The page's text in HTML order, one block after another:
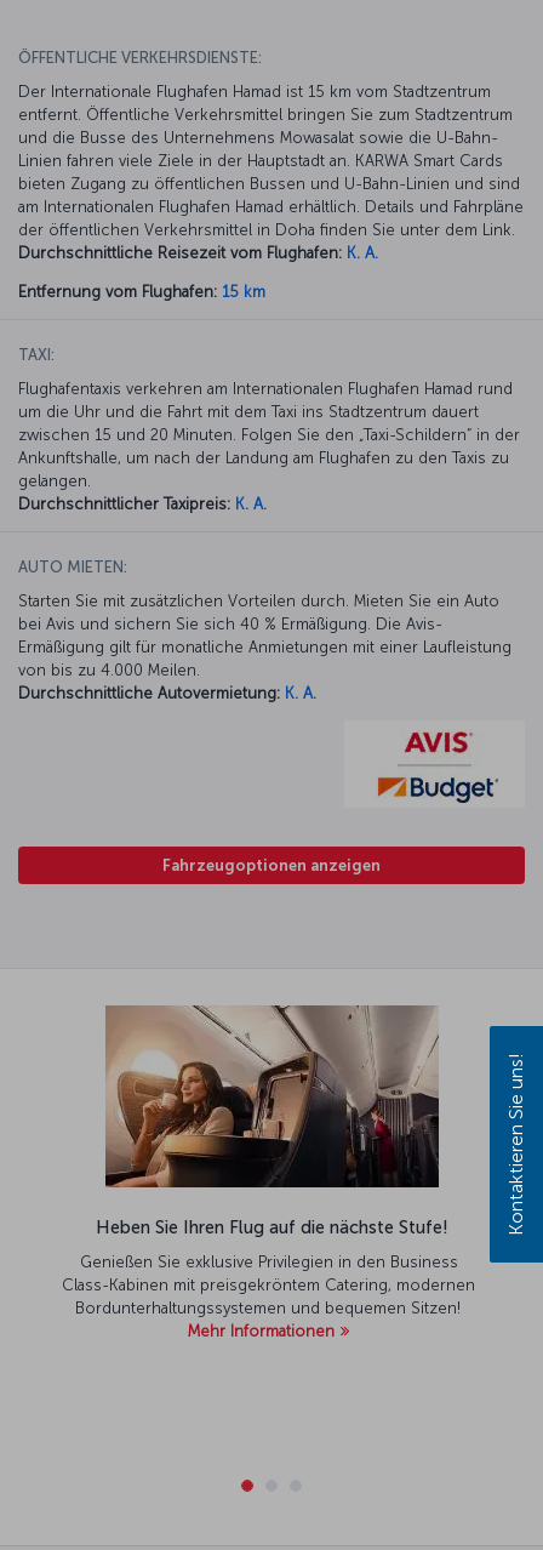
ÖFFENTLICHE VERKEHRSDIENSTE:
Der Internationale Flughafen Hamad ist 15 km vom Stadtzentrum
entfernt. Öffentliche Verkehrsmittel bringen Sie zum Stadtzentrum
und die Busse des Unternehmens Mowasalat sowie die U-Bahn-
Linien fahren viele Ziele in der Hauptstadt an. KARWA Smart Cards
bieten Zugang zu öffentlichen Bussen und U-Bahn-Linien und sind
am Internationalen Flughafen Hamad erhältlich. Details und Fahrpläne
der öffentlichen Verkehrsmittel in Doha finden Sie unter dem Link.
Durchschnittliche Reisezeit vom Flughafen: K. A.
Entfernung vom Flughafen: 15 km
TAXI:
Flughafentaxis verkehren am Internationalen Flughafen Hamad rund
um die Uhr und die Fahrt mit dem Taxi ins Stadtzentrum dauert
zwischen 15 und 20 Minuten. Folgen Sie den „Taxi-Schildern“ in der
Ankunftshalle, um nach der Landung am Flughafen zu den Taxis zu
gelangen.
Durchschnittlicher Taxipreis: K. A.
AUTO MIETEN:
Starten Sie mit zusätzlichen Vorteilen durch. Mieten Sie ein Auto
bei Avis und sichern Sie sich 40 % Ermäßigung. Die Avis-
Ermäßigung gilt für monatliche Anmietungen mit einer Laufleistung
von bis zu 4.000 Meilen.
Durchschnittliche Autovermietung: K. A.
Fahrzeugoptionen anzeigen
Heben Sie Ihren Flug auf die nächste Stufe!
Genießen Sie exklusive Privilegien in den Business
Class-Kabinen mit preisgekröntem Catering, modernen
Bordunterhaltungssystemen und bequemen Sitzen!
Mehr Informationen
Kontaktieren Sie uns!